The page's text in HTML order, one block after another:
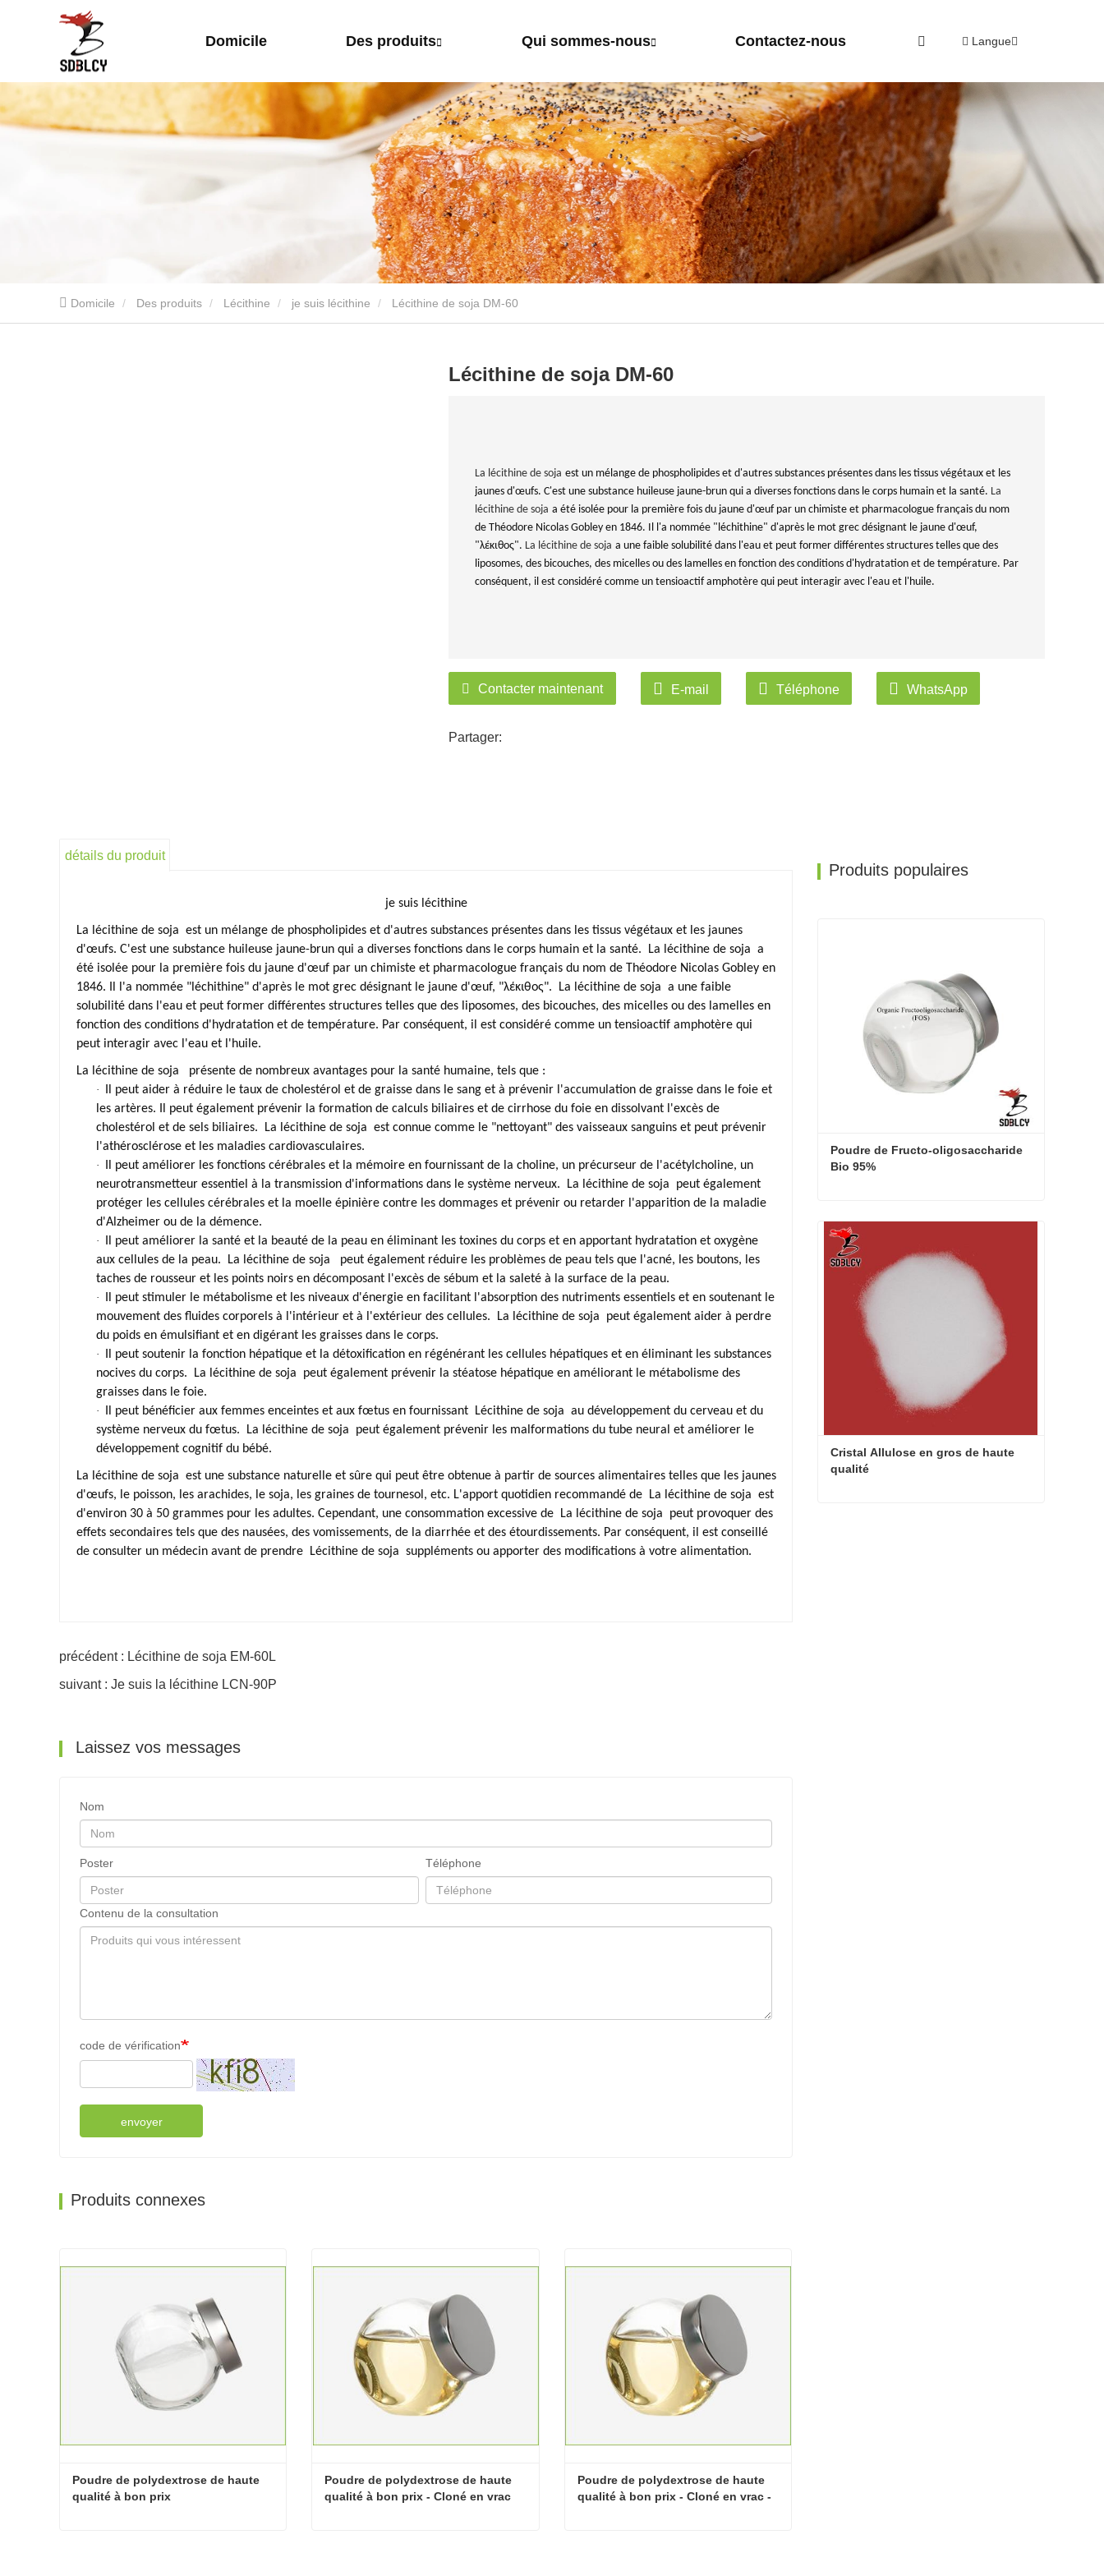
Domicile Des produits Qui sommes-nous Contactez-nous Langue
Domicile Des produits Lécithine je suis lécithine Lécithine de soja DM-60
Lécithine de soja DM-60
La lécithine de soja est un mélange de phospholipides et d'autres substances présentes dans les tissus végétaux et les
jaunes d'œufs. C'est une substance huileuse jaune-brun qui a diverses fonctions dans le corps humain et la santé. La
lécithine de soja a été isolée pour la première fois du jaune d'œuf par un chimiste et pharmacologue français du nom
de Théodore Nicolas Gobley en 1846. Il l'a nommée "léchithine" d'après le mot grec désignant le jaune d'œuf,
"λέκιθος". La lécithine de soja a une faible solubilité dans l'eau et peut former différentes structures telles que des
liposomes, des bicouches, des micelles ou des lamelles en fonction des conditions d'hydratation et de température. Par
conséquent, il est considéré comme un tensioactif amphotère qui peut interagir avec l'eau et l'huile.
Contacter maintenant E-mail Téléphone WhatsApp
Partager:
détails du produit
je suis lécithine
La lécithine de soja est un mélange de phospholipides et d'autres substances présentes dans les tissus végétaux et les jaunes
d'œufs. C'est une substance huileuse jaune-brun qui a diverses fonctions dans le corps humain et la santé.
La lécithine de soja a
été isolée pour la première fois du jaune d'œuf par un chimiste et pharmacologue français du nom de Théodore Nicolas Gobley en
1846. Il l'a nommée "léchithine" d'après le mot grec désignant le jaune d'œuf, "λέκιθος".
La lécithine de soja a une faible
solubilité dans l'eau et peut former différentes structures telles que des liposomes, des bicouches, des micelles ou des lamelles en
fonction des conditions d'hydratation et de température. Par conséquent, il est considéré comme un tensioactif amphotère qui
peut interagir avec l'eau et l'huile.
La lécithine de soja présente de nombreux avantages pour la santé humaine, tels que :
· Il peut aider à réduire le taux de cholestérol et de graisse dans le sang et à prévenir l'accumulation de graisse dans le foie et
les artères. Il peut également prévenir la formation de calculs biliaires et de cirrhose du foie en dissolvant l'excès de
cholestérol et de sels biliaires.
La lécithine de soja est connue comme le "nettoyant" des vaisseaux sanguins et peut prévenir
l'athérosclérose et les maladies cardiovasculaires.
· Il peut améliorer les fonctions cérébrales et la mémoire en fournissant de la choline, un précurseur de l'acétylcholine, un
neurotransmetteur essentiel à la transmission d'informations dans le système nerveux.
La lécithine de soja
peut également
protéger les cellules cérébrales et la moelle épinière contre les dommages et prévenir ou retarder l'apparition de la maladie
d'Alzheimer ou de la démence.
· Il peut améliorer la santé et la beauté de la peau en éliminant les toxines du corps et en apportant hydratation et oxygène
aux cellules de la peau.
La lécithine de soja
peut également réduire les problèmes de peau tels que l'acné, les boutons, les
taches de rousseur et les points noirs en décomposant l'excès de sébum et la saleté à la surface de la peau.
· Il peut stimuler le métabolisme et les niveaux d'énergie en facilitant l'absorption des nutriments essentiels et en soutenant le
mouvement des fluides corporels à l'intérieur et à l'extérieur des cellules.
La lécithine de soja
peut également aider à perdre
du poids en émulsifiant et en digérant les graisses dans le corps.
· Il peut soutenir la fonction hépatique et la détoxification en régénérant les cellules hépatiques et en éliminant les substances
nocives du corps.
La lécithine de soja
peut également prévenir la stéatose hépatique en améliorant le métabolisme des
graisses dans le foie.
· Il peut bénéficier aux femmes enceintes et aux fœtus en fournissant Lécithine de soja au développement du cerveau et du
système nerveux du fœtus.
La lécithine de soja
peut également prévenir les malformations du tube neural et améliorer le
développement cognitif du bébé.
La lécithine de soja est une substance naturelle et sûre qui peut être obtenue à partir de sources alimentaires telles que les jaunes
d'œufs, le poisson, les arachides, le soja, les graines de tournesol, etc. L'apport quotidien recommandé de La lécithine de soja est
d'environ 30 à 50 grammes pour les adultes. Cependant, une consommation excessive de La lécithine de soja
peut provoquer des
effets secondaires tels que des nausées, des vomissements, de la diarrhée et des étourdissements. Par conséquent, il est conseillé
de consulter un médecin avant de prendre Lécithine de soja suppléments ou apporter des modifications à votre alimentation.
précédent : Lécithine de soja EM-60L
suivant : Je suis la lécithine LCN-90P
Laissez vos messages
Nom
Poster Téléphone
Contenu de la consultation
code de vérification
envoyer
Produits connexes
Poudre de polydextrose de haute
qualité à bon prix
Poudre de polydextrose de haute
qualité à bon prix - Cloné en vrac
Poudre de polydextrose de haute
qualité à bon prix - Cloné en vrac -
Produits populaires
Poudre de Fructo-oligosaccharide
Bio 95%
Poudre de Fructo-oligosaccharide Bio 95%
Contacter maintenant
Cristal Allulose en gros de haute
qualité